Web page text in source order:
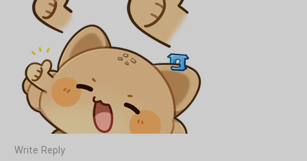
Write Reply